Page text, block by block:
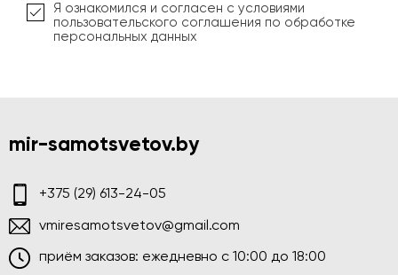
Я ознакомился и согласен с условиями
пользовательского соглашения по обработке
персональных данных
mir-samotsvetov.by
+375 (29) 613-24-05
vmiresamotsvetov@gmail.com
приём заказов: ежедневно c 10:00 до 18:00